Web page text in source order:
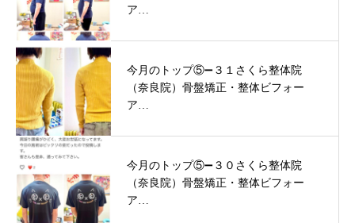
ア…
今月のトップ⑤➖３１さくら整体院
（奈良院）骨盤矯正・整体ビフォー
ア…
今月のトップ⑤➖３０さくら整体院
（奈良院）骨盤矯正・整体ビフォー
ア…